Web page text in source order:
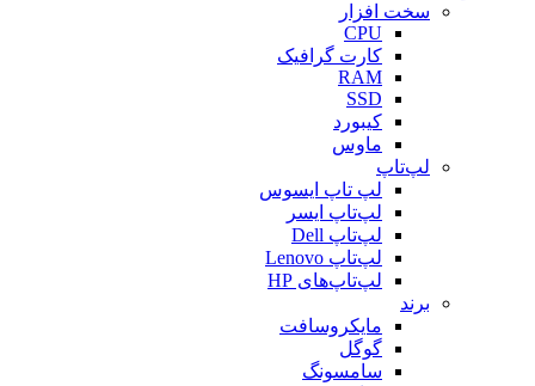
سخت افزار
CPU
کارت گرافیک
RAM
SSD
کیبورد
ماوس
لپ‌تاپ
لپ تاپ ایسوس
لپ‌تاپ ایسر
لپ‌تاپ Dell
لپ‌تاپ Lenovo
لپ‌تاپ‌های HP
برند
مایکروسافت
گوگل
سامسونگ